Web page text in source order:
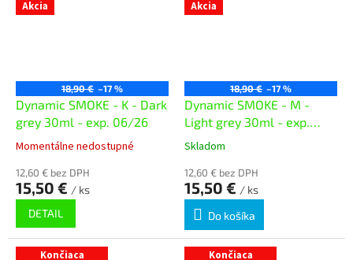
Akcia
18,90 € –17 %
Dynamic SMOKE - K - Dark
grey 30ml - exp. 06/26
Momentálne nedostupné
12,60 € bez DPH
15,50 € / ks
DETAIL
Akcia
18,90 € –17 %
Dynamic SMOKE - M -
Light grey 30ml - exp.
06/26
Skladom
12,60 € bez DPH
15,50 € / ks
Do košíka
Končiaca Končiaca